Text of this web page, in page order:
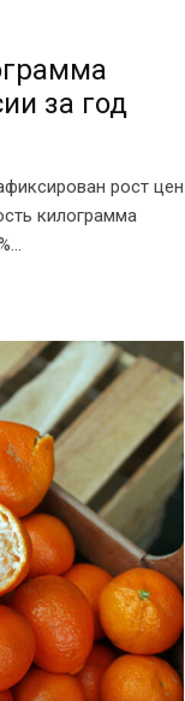
за год
рост цен
килограмма